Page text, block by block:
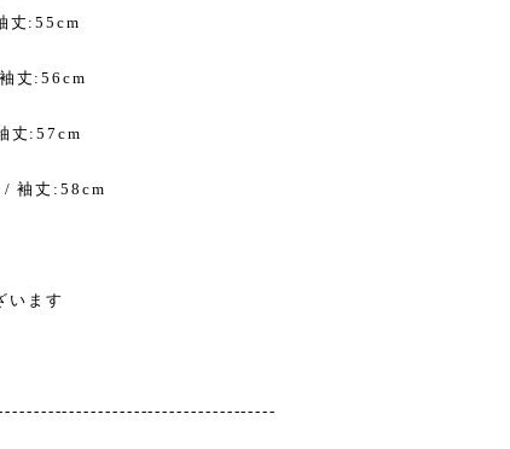
丈:55cm
丈:56cm
丈:57cm
袖丈:58cm
います